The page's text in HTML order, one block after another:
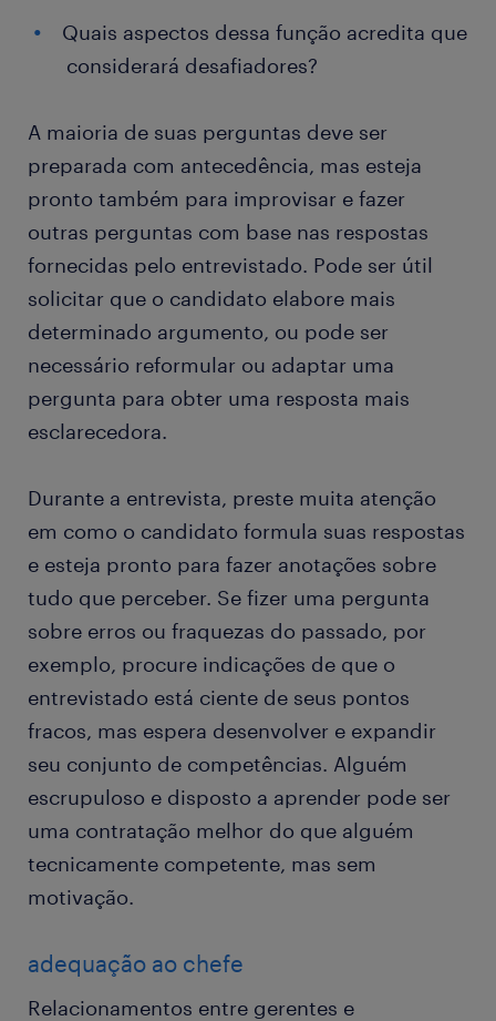
Quais aspectos dessa função acredita que
considerará desafiadores?
A maioria de suas perguntas deve ser
preparada com antecedência, mas esteja
pronto também para improvisar e fazer
outras perguntas com base nas respostas
fornecidas pelo entrevistado. Pode ser útil
solicitar que o candidato elabore mais
determinado argumento, ou pode ser
necessário reformular ou adaptar uma
pergunta para obter uma resposta mais
esclarecedora.
Durante a entrevista, preste muita atenção
em como o candidato formula suas respostas
e esteja pronto para fazer anotações sobre
tudo que perceber. Se fizer uma pergunta
sobre erros ou fraquezas do passado, por
exemplo, procure indicações de que o
entrevistado está ciente de seus pontos
fracos, mas espera desenvolver e expandir
seu conjunto de competências. Alguém
escrupuloso e disposto a aprender pode ser
uma contratação melhor do que alguém
tecnicamente competente, mas sem
motivação.
adequação ao chefe
Relacionamentos entre gerentes e